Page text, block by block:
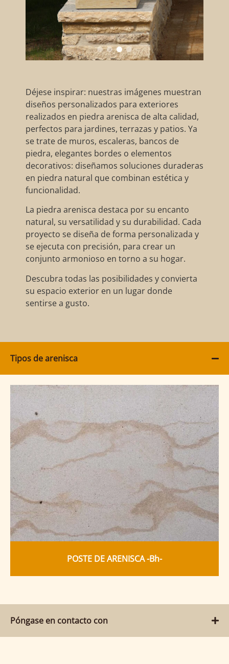
Déjese inspirar: nuestras imágenes muestran
diseños personalizados para exteriores
realizados en piedra arenisca de alta calidad,
perfectos para jardines, terrazas y patios. Ya
se trate de muros, escaleras, bancos de
piedra, elegantes bordes o elementos
decorativos: diseñamos soluciones duraderas
en piedra natural que combinan estética y
funcionalidad.
La piedra arenisca destaca por su encanto
natural, su versatilidad y su durabilidad. Cada
proyecto se diseña de forma personalizada y
se ejecuta con precisión, para crear un
conjunto armonioso en torno a su hogar.
Descubra todas las posibilidades y convierta
su espacio exterior en un lugar donde
sentirse a gusto.
Tipos de arenisca
POSTE DE ARENISCA -Bh-
Póngase en contacto con